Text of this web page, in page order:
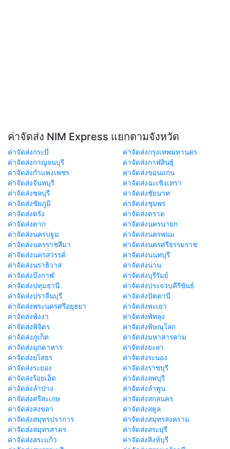
ค่าจัดส่ง NIM Express แยกตามจังหวัด
ค่าจัดส่งกระบี่
ค่าจัดส่งกรุงเทพมหานคร
ค่าจัดส่งกาญจนบุรี
ค่าจัดส่งกาฬสินธุ์
ค่าจัดส่งกำแพงเพชร
ค่าจัดส่งขอนแก่น
ค่าจัดส่งจันทบุรี
ค่าจัดส่งฉะเชิงเทรา
ค่าจัดส่งชลบุรี
ค่าจัดส่งชัยนาท
ค่าจัดส่งชัยภูมิ
ค่าจัดส่งชุมพร
ค่าจัดส่งตรัง
ค่าจัดส่งตราด
ค่าจัดส่งตาก
ค่าจัดส่งนครนายก
ค่าจัดส่งนครปฐม
ค่าจัดส่งนครพนม
ค่าจัดส่งนครราชสีมา
ค่าจัดส่งนครศรีธรรมราช
ค่าจัดส่งนครสวรรค์
ค่าจัดส่งนนทบุรี
ค่าจัดส่งนราธิวาส
ค่าจัดส่งน่าน
ค่าจัดส่งบึงกาฬ
ค่าจัดส่งบุรีรัมย์
ค่าจัดส่งปทุมธานี
ค่าจัดส่งประจวบคีรีขันธ์
ค่าจัดส่งปราจีนบุรี
ค่าจัดส่งปัตตานี
ค่าจัดส่งพระนครศรีอยุธยา
ค่าจัดส่งพะเยา
ค่าจัดส่งพังงา
ค่าจัดส่งพัทลุง
ค่าจัดส่งพิจิตร
ค่าจัดส่งพิษณุโลก
ค่าจัดส่งภูเก็ต
ค่าจัดส่งมหาสารคาม
ค่าจัดส่งมุกดาหาร
ค่าจัดส่งยะลา
ค่าจัดส่งยโสธร
ค่าจัดส่งระนอง
ค่าจัดส่งระยอง
ค่าจัดส่งราชบุรี
ค่าจัดส่งร้อยเอ็ด
ค่าจัดส่งลพบุรี
ค่าจัดส่งลำปาง
ค่าจัดส่งลำพูน
ค่าจัดส่งศรีสะเกษ
ค่าจัดส่งสกลนคร
ค่าจัดส่งสงขลา
ค่าจัดส่งสตูล
ค่าจัดส่งสมุทรปราการ
ค่าจัดส่งสมุทรสงคราม
ค่าจัดส่งสมุทรสาคร
ค่าจัดส่งสระบุรี
ค่าจัดส่งสระแก้ว
ค่าจัดส่งสิงห์บุรี